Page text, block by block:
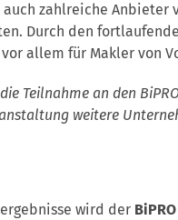
zahlreiche Anbieter
Durch den
allem für Makler von
Teilnahme an den
weitere
wird der